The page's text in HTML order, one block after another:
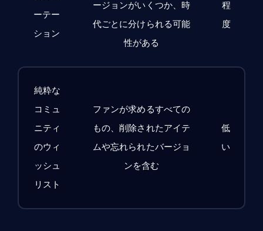
ーテー
ション
ージョンがいくつか、時
代ごとに分けられる可能
性がある
程
度
純粋な
コミュ
ニティ
のウィ
ッシュ
リスト
ファンが求めるすべての
もの、削除されたアイテ
ムや忘れられたバージョ
ンを含む
低
い